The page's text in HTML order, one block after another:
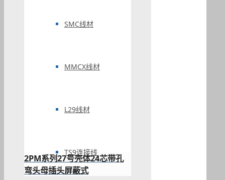
SMC线材
MMCX线材
L29线材
TS9连接线
2PM系列27号壳体24芯带孔
弯头母插头屏蔽式